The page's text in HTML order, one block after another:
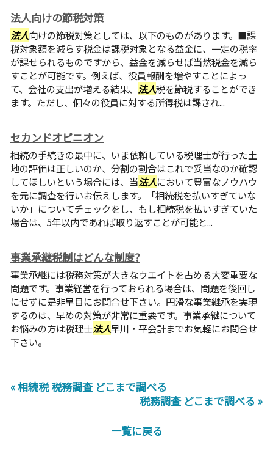
法人向けの節税対策
法人向けの節税対策としては、以下のものがあります。■課
税対象額を減らす税金は課税対象となる益金に、一定の税率
が課せられるものですから、益金を減らせば当然税金を減ら
すことが可能です。例えば、役員報酬を増やすことによっ
て、会社の支出が増える結果、 法人税を節税することができ
ます。ただし、個々の役員に対する所得税は課され...
セカンドオピニオン
相続の手続きの最中に、いま依頼している税理士が行った土
地の評価は正しいのか、分割の割合はこれで妥当なのか確認
してほしいという場合には、当法人において豊富なノウハウ
を元に調査を行いお伝えします。「相続税を払いすぎていな
いか」についてチェックをし、もし相続税を払いすぎていた
場合は、5年以内であれば取り返すことが可能と...
事業承継税制はどんな制度?
事業承継には税務対策が大きなウエイトを占める大変重要な
問題です。事業経営を行っておられる場合は、問題を後回し
にせずに是非早目にお問合せ下さい。円滑な事業継承を実現
するのは、早めの対策が非常に重要です。事業承継について
お悩みの方は税理士法人早川・平会計までお気軽にお問合せ
下さい。
« 相続税 税務調査 どこまで調べる
税務調査 どこまで調べる »
一覧に戻る